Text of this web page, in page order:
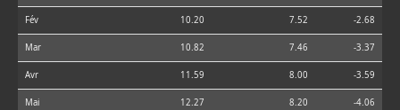
Fév 10.20 7.52 -2.68
Mar 10.82 7.46 -3.37
Avr 11.59 8.00 -3.59
Mai 12.27 8.20 -4.06